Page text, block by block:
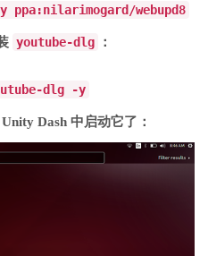
ppa:nilarimogard /webupd8
youtube-dlg
：
-dlg -y
Dash 中启动它了：